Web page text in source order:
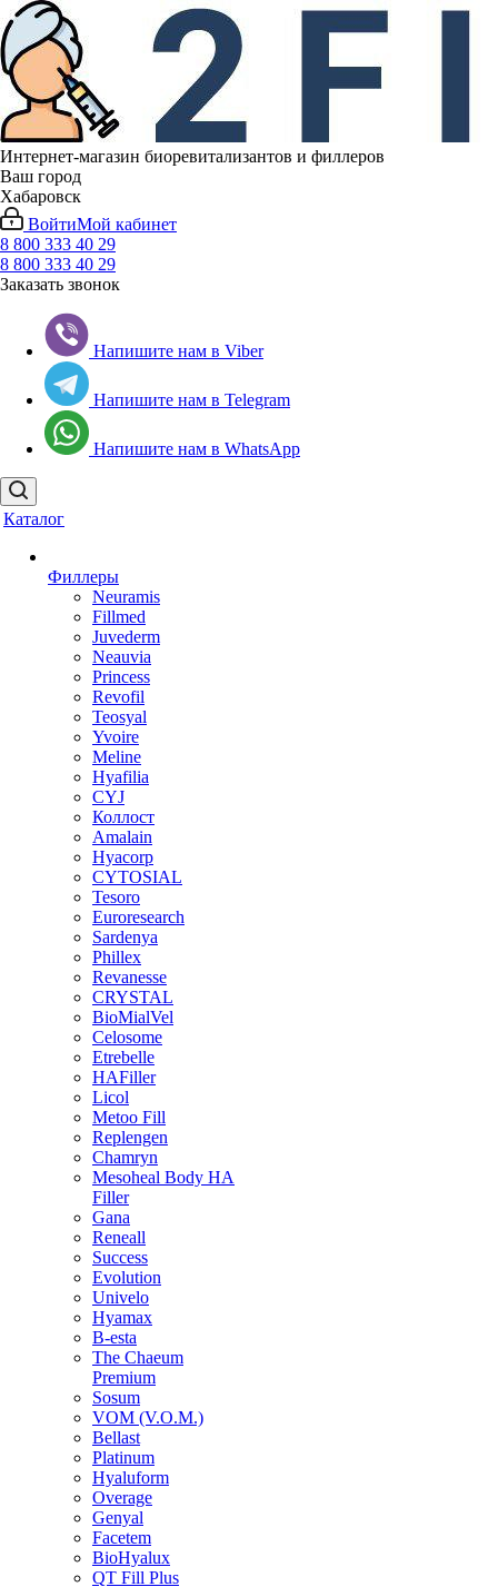
Интернет-магазин биоревитализантов и филлеров
Ваш город
Хабаровск
ВойтиМой кабинет
8 800 333 40 29
8 800 333 40 29
Заказать звонок
Напишите нам в Viber
Напишите нам в Telegram
Напишите нам в WhatsApp
Каталог
Филлеры
Neuramis
Fillmed
Juvederm
Neauvia
Princess
Revofil
Teosyal
Yvoire
Meline
Hyafilia
CYJ
Коллост
Amalain
Hyacorp
CYTOSIAL
Tesoro
Euroresearch
Sardenya
Phillex
Revanesse
CRYSTAL
BioMialVel
Celosome
Etrebelle
HAFiller
Licol
Metoo Fill
Replengen
Chamryn
Mesoheal Body HA
Filler
Gana
Reneall
Success
Evolution
Univelo
Hyamax
B-esta
The Chaeum
Premium
Sosum
VOM (V.O.M.)
Bellast
Platinum
Hyaluform
Overage
Genyal
Facetem
BioHyalux
QT Fill Plus